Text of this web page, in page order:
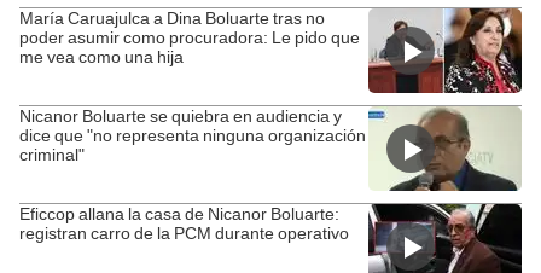
María Caruajulca a Dina Boluarte tras no
poder asumir como procuradora: Le pido que
me vea como una hija
Nicanor Boluarte se quiebra en audiencia y
dice que "no representa ninguna organización
criminal"
Eficcop allana la casa de Nicanor Boluarte:
registran carro de la PCM durante operativo